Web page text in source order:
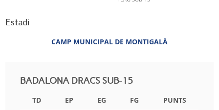
Estadi
CAMP MUNICIPAL DE MONTIGALÀ
BADALONA DRACS SUB-15
TD EP EG FG
PUNTS